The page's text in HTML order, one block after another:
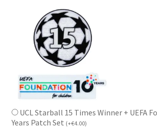
UCL Starball 15 Times Winner + UEFA
Years Patch Set (+€4.00)